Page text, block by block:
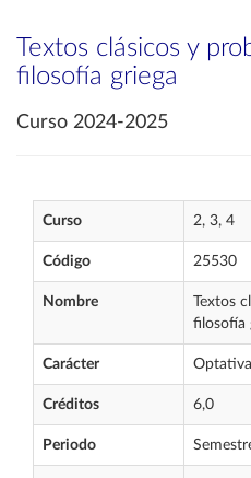
Textos clásicos y
filosofía griega
Curso 2024-2025
Curso 2, 3, 4
Código 25530
Nombre
Textos
filosofía
Carácter Optativa
Créditos 6,0
Periodo